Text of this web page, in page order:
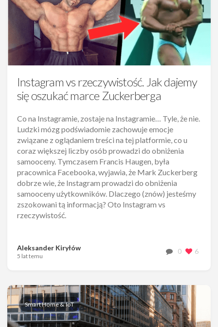
Instagram vs rzeczywistość. Jak dajemy
się oszukać marce Zuckerberga
Co na Instagramie, zostaje na Instagramie… Tyle, że nie.
Ludzki mózg podświadomie zachowuje emocje
związane z oglądaniem treści na tej platformie, co u
coraz większej liczby osób prowadzi do obniżenia
samooceny. Tymczasem Francis Haugen, była
pracownica Facebooka, wyjawia, że Mark Zuckerberg
dobrze wie, że Instagram prowadzi do obniżenia
samooceny użytkowników. Dlaczego (znów) jesteśmy
zszokowani tą informacją? Oto Instagram vs
rzeczywistość.
Aleksander Kiryłów
5 lat temu
0 6
Smart Home & IoT